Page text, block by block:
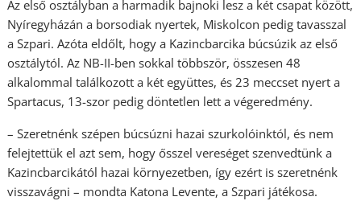
Az első osztályban a harmadik bajnoki lesz a két csapat között,
Nyíregyházán a borsodiak nyertek, Miskolcon pedig tavasszal
a Szpari. Azóta eldőlt, hogy a Kazincbarcika búcsúzik az első
osztálytól. Az NB-II-ben sokkal többször, összesen 48
alkalommal találkozott a két együttes, és 23 meccset nyert a
Spartacus, 13-szor pedig döntetlen lett a végeredmény.
– Szeretnénk szépen búcsúzni hazai szurkolóinktól, és nem
felejtettük el azt sem, hogy ősszel vereséget szenvedtünk a
Kazincbarcikától hazai környezetben, így ezért is szeretnénk
visszavágni – mondta Katona Levente, a Szpari játékosa.